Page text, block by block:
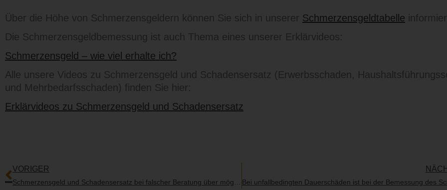
Über die Höhe von Schmerzensgeldern können Sie sich in unserer Schmerzensgeldtabelle
Die Schmerzensgeldbemessung ist auch Thema eines unserer Erklärvideos:
Schmerzensgeld – wie viel erhalte ich?
Alle unsere Videos zu Schmerzensgeld und Schadensersatz (Erwerbsschaden,
und Mehrbedarfsschaden) finden Sie hier:
Erklärvideos zu Schmerzensgeld und Schadensersatz
VORIGER